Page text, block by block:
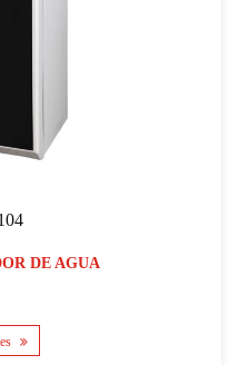
DE AGUA